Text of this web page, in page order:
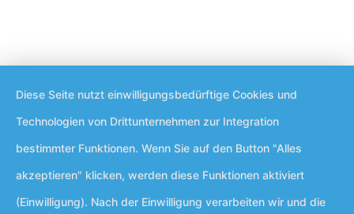
Diese Seite nutzt einwilligungsbedürftige Cookies und
Technologien von Drittunternehmen zur Integration
bestimmter Funktionen. Wenn Sie auf den Button "Alles
akzeptieren" klicken, werden diese Funktionen aktiviert
(Einwilligung). Nach der Einwilligung verarbeiten wir und die